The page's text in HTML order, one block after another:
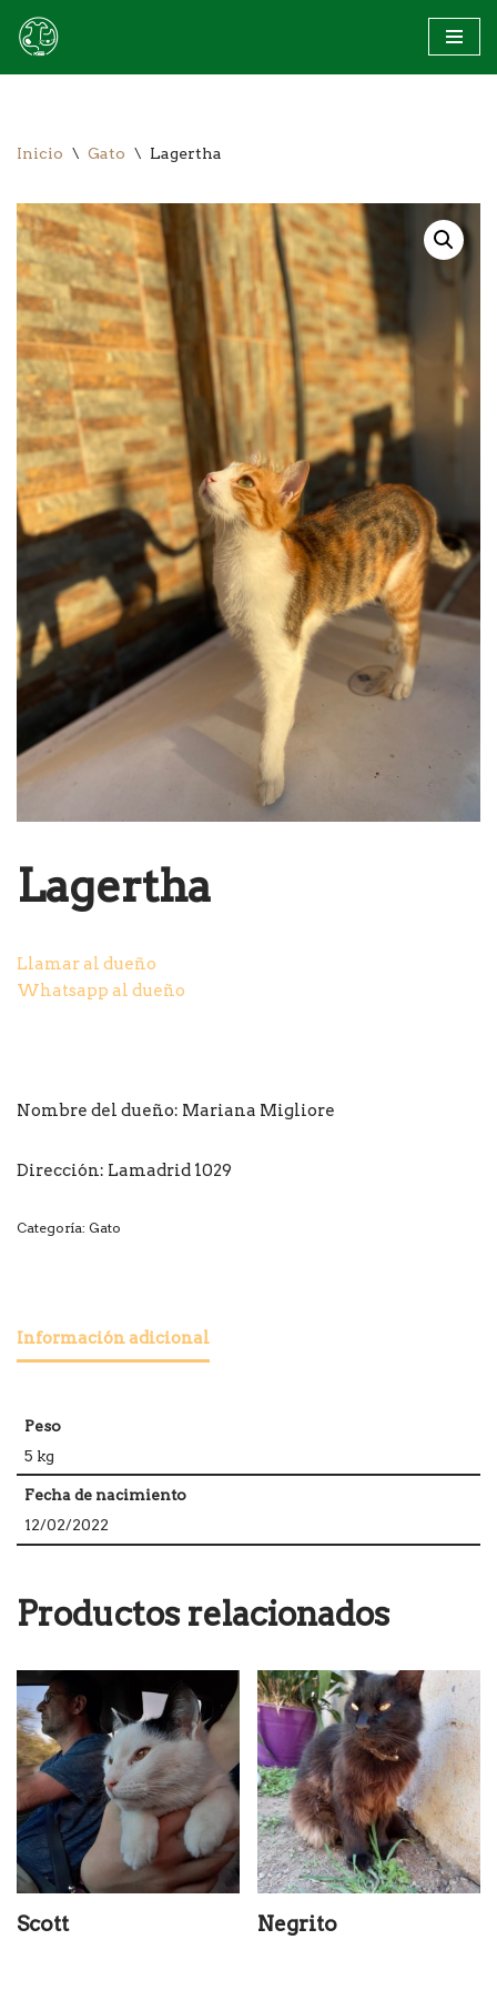
Saltar
Inicio \ Gato \ Lagertha
Lagertha
Llamar al dueño
Whatsapp al dueño
Nombre del dueño: Mariana Migliore
Dirección: Lamadrid 1029
Categoría: Gato
Información adicional
Peso
5 kg
Fecha de nacimiento
12/02/2022
Productos relacionados
Scott Negrito